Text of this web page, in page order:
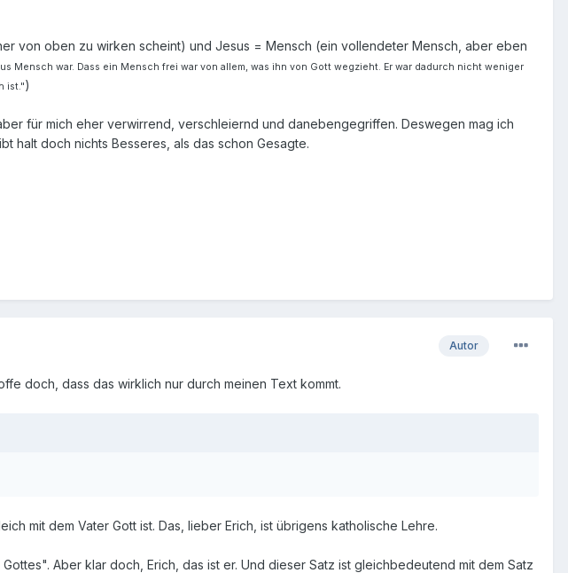
von oben zu wirken scheint) und Jesus = Mensch (ein vollendeter Mensch, aber eben
Mensch war. Dass ein Mensch frei war von allem, was ihn von Gott wegzieht. Er war dadurch nicht weniger
ist.")
für mich eher verwirrend, verschleiernd und danebengegriffen. Deswegen mag ich
halt doch nichts Besseres, als das schon Gesagte.
Autor
doch, dass das wirklich nur durch meinen Text kommt.
mit dem Vater Gott ist. Das, lieber Erich, ist übrigens katholische Lehre.
Aber klar doch, Erich, das ist er. Und dieser Satz ist gleichbedeutend mit dem Satz